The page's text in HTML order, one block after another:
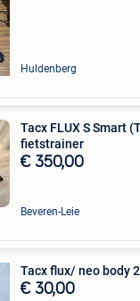
Huldenberg
Tacx FLUX S Smart
fietstrainer
€ 350,00
Beveren-Leie
Tacx flux/ neo body
€ 30,00